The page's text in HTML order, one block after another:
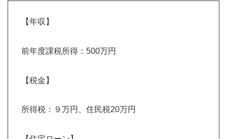
【年収】
前年度課税所得：500万円
【税金】
所得税：９万円、住民税20万円